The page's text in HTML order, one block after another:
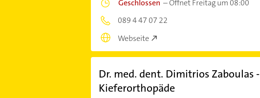
Geschlossen –Öffnet Freitag um 08:00
089 4 47 07 22
Webseite
Dr. med. dent. Dimitrios Zaboulas -
Kieferorthopäde